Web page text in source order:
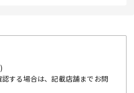
する場合は、記載店舗までお問